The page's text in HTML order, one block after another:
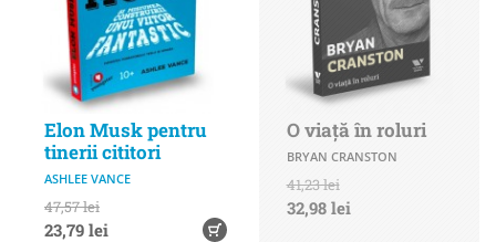
Elon Musk pentru
tinerii cititori
ASHLEE VANCE
47,57 lei
23,79 lei
O viață în roluri
BRYAN CRANSTON
41,23 lei
32,98 lei